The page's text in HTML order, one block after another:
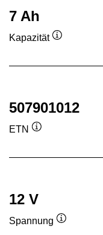
7 Ah
Kapazität
507901012
ETN
12 V
Spannung